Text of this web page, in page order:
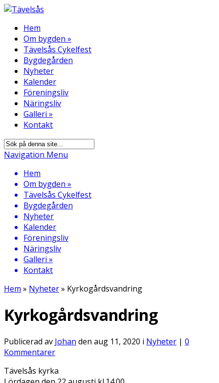
Hem
Om bygden »
Tävelsås Cykelfest
Bygdegården
Nyheter
Kalender
Föreningsliv
Näringsliv
Galleri »
Kontakt
Navigation Menu
Hem
Om bygden »
Tävelsås Cykelfest
Bygdegården
Nyheter
Kalender
Föreningsliv
Näringsliv
Galleri »
Kontakt
Hem » Nyheter» Kyrkogårdsvandring
Kyrkogårdsvandring
Publicerad av Johan den aug 11, 2020 i Nyheter | 0
Kommentarer
Tävelsås kyrka